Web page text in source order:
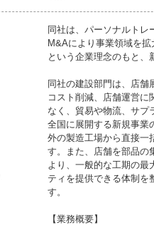
同社は、パーソナルトレ
M&Aにより事業領域を
という企業理念のもと、
同社の建設部門は、店舗
コスト削減、店舗運営
なく、貿易や物流、サプ
全国に展開する新規事業
外の製造工場から直接一
す。また、店舗を部品の
より、一般的な工期の最
ティを提供できる体制を
す。
【業務概要】